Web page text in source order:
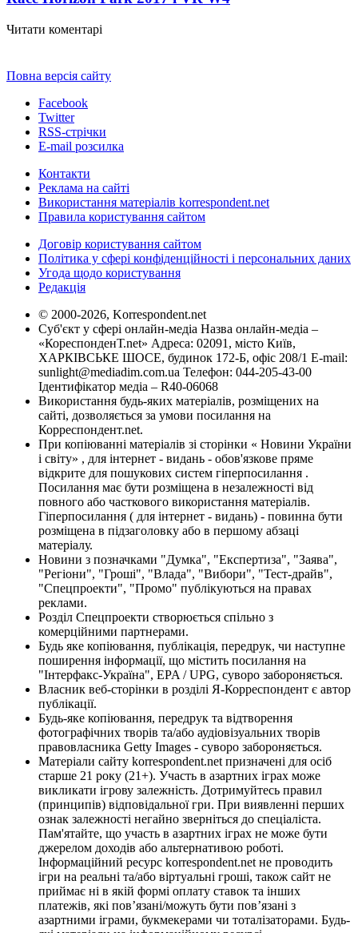
Читати коментарі
Повна версія сайту
Facebook
Twitter
RSS-стрічки
E-mail розсилка
Контакти
Реклама на сайті
Використання матеріалів korrespondent.net
Правила користування сайтом
Договір користування сайтом
Політика у сфері конфіденційності і персональних даних
Угода щодо користування
Редакція
© 2000-2026, Korrespondent.net
Суб'єкт у сфері онлайн-медіа Назва онлайн-медіа –
«КореспонденТ.net» Адреса: 02091, місто Київ,
ХАРКІВСЬКЕ ШОСЕ, будинок 172-Б, офіс 208/1 E-mail:
sunlight@mediadim.com.ua Телефон: 044-205-43-00
Ідентифікатор медіа – R40-06068
Використання будь-яких матеріалів, розміщених на
сайті, дозволяється за умови посилання на
Корреспондент.net.
При копіюванні матеріалів зі сторінки « Новини України
і світу» , для інтернет - видань - обов'язкове пряме
відкрите для пошукових систем гіперпосилання .
Посилання має бути розміщена в незалежності від
повного або часткового використання матеріалів.
Гіперпосилання ( для інтернет - видань) - повинна бути
розміщена в підзаголовку або в першому абзаці
матеріалу.
Новини з позначками "Думка", "Експертиза", "Заява",
"Регіони", "Гроші", "Влада", "Вибори", "Тест-драйв",
"Спецпроекти", "Промо" публікуються на правах
реклами.
Розділ Спецпроекти створюється спільно з
комерційними партнерами.
Будь яке копіювання, публікація, передрук, чи наступне
поширення інформації, що містить посилання на
"Інтерфакс-Україна", EPA / UPG, суворо забороняється.
Власник веб-сторінки в розділі Я-Корреспондент є автор
публікації.
Будь-яке копіювання, передрук та відтворення
фотографічних творів та/або аудіовізуальних творів
правовласника Getty Images - суворо забороняється.
Матеріали сайту korrespondent.net призначені для осіб
старше 21 року (21+). Участь в азартних іграх може
викликати ігрову залежність. Дотримуйтесь правил
(принципів) відповідальної гри. При виявленні перших
ознак залежності негайно зверніться до спеціаліста.
Пам'ятайте, що участь в азартних іграх не може бути
джерелом доходів або альтернативою роботі.
Інформаційний ресурс korrespondent.net не проводить
ігри на реальні та/або віртуальні гроші, також сайт не
приймає ні в якій формі оплату ставок та інших
платежів, які пов’язані/можуть бути пов’язані з
азартними іграми, букмекерами чи тоталізаторами. Будь-